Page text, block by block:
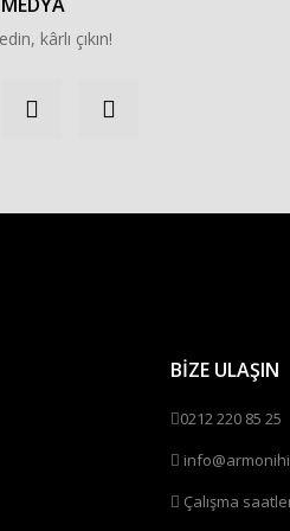
kârlı çıkın!
BİZE ULAŞIN
0212 220 85 25
Çalışma